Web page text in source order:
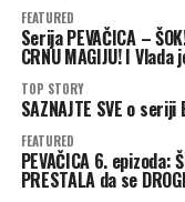
FEATURED
Serija PEVAČICA –
CRNU MAGIJU! I
TOP STORY
SAZNAJTE SVE o
FEATURED
PEVAČICA 6. epizoda:
PRESTALA da se